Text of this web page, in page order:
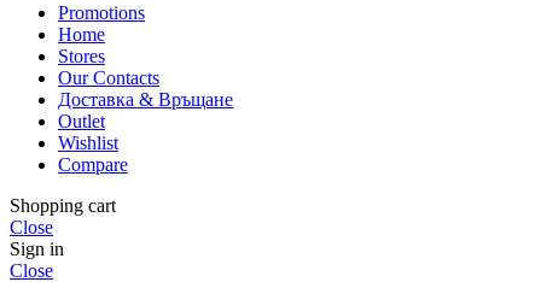
Promotions
Home
Stores
Our Contacts
Доставка & Връщане
Outlet
Wishlist
Compare
Shopping cart
Close
Sign in
Close